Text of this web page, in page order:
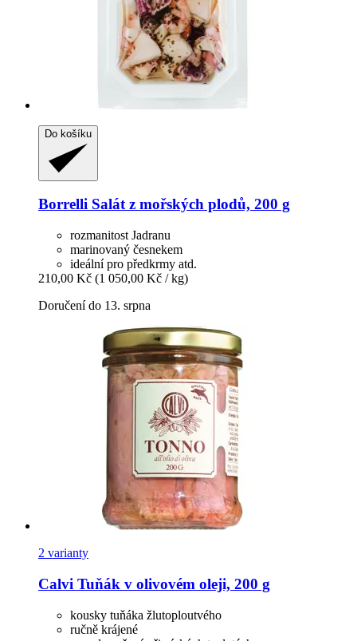
Do košíku
Borrelli Salát z mořských plodů, 200 g
rozmanitost Jadranu
marinovaný česnekem
ideální pro předkrmy atd.
210,00 Kč (1 050,00 Kč / kg)
Doručení do 13. srpna
2 varianty
Calvi Tuňák v olivovém oleji, 200 g
kousky tuňáka žlutoploutvého
ručně krájené